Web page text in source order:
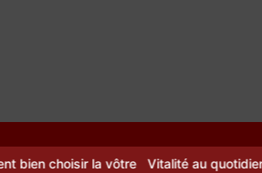
Vitalité au quotidien : découvrez notre